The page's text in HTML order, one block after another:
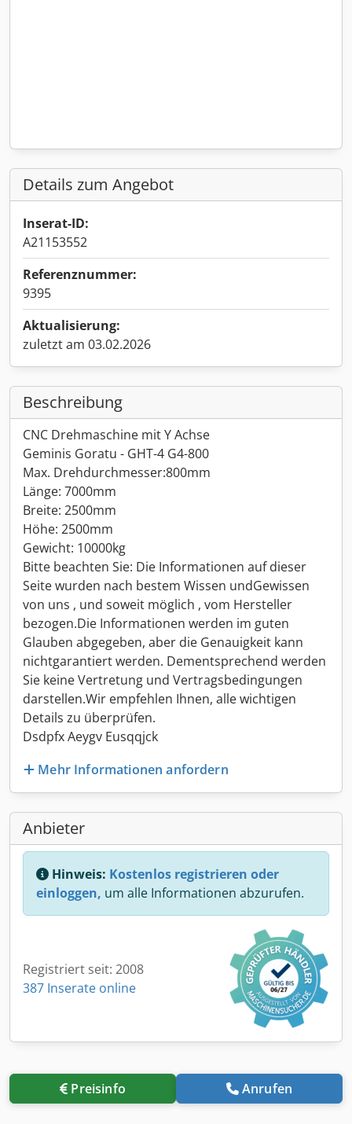
Details zum Angebot
Inserat-ID:
A21153552
Referenznummer:
9395
Aktualisierung:
zuletzt am 03.02.2026
Beschreibung
CNC Drehmaschine mit Y Achse
Geminis Goratu - GHT-4 G4-800
Max. Drehdurchmesser:800mm
Länge: 7000mm
Breite: 2500mm
Höhe: 2500mm
Gewicht: 10000kg
Bitte beachten Sie: Die Informationen auf dieser
Seite wurden nach bestem Wissen undGewissen
von uns , und soweit möglich , vom Hersteller
bezogen.Die Informationen werden im guten
Glauben abgegeben, aber die Genauigkeit kann
nichtgarantiert werden. Dementsprechend werden
Sie keine Vertretung und Vertragsbedingungen
darstellen.Wir empfehlen Ihnen, alle wichtigen
Details zu überprüfen.
Dsdpfx Aeygv Eusqqjck
Mehr Informationen anfordern
Anbieter
Hinweis: Kostenlos registrieren oder
einloggen, um alle Informationen abzurufen.
Registriert seit: 2008
387 Inserate online
Preisinfo Anrufen